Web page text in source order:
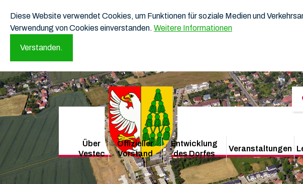
Diese Website verwendet Cookies, um Funktionen für soziale Medien und
Verwendung von Cookies einverstanden. Weitere Informationen
Verstanden.
Über
Vestec
Offizieller
Vorstand
Entwicklung
des Dorfes
Veranstaltungen